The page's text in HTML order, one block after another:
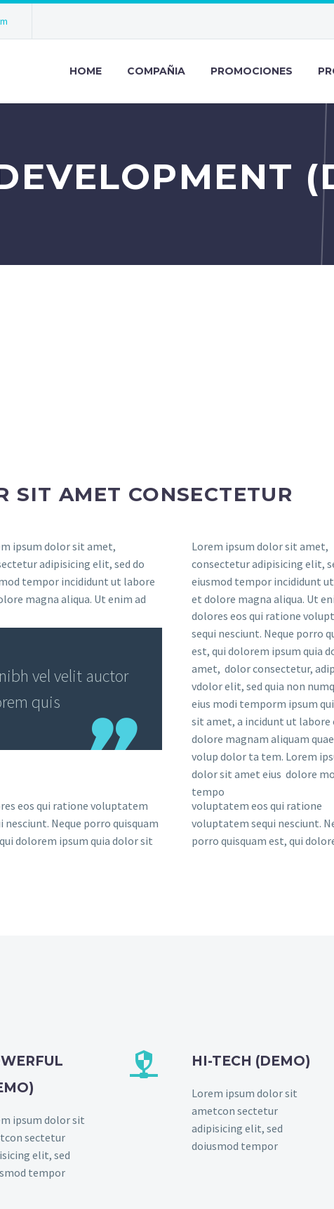
HOME COMPAÑIA PROMOCIONES
SIT AMET CONSECTETUR
ipsum dolor sit amet,
adipisicing elit, sed do
tempor incididunt ut labore
magna aliqua. Ut enim ad
Lorem ipsum dolor sit amet,
consectetur adipisicing elit,
eiusmod tempor incididunt
et dolore magna aliqua. Ut
vel velit auctor
quis
dolores eos qui ratione
sequi nesciunt. Neque porro
est, qui dolorem ipsum quia
amet, dolor consectetur,
vdolor elit, sed quia non
eius modi temporm ipsum
sit amet, a incidunt ut labore
dolore magnam aliquam
volup dolor ta tem. Lorem
dolor sit amet eius dolore
tempo
eos qui ratione voluptatem
nesciunt. Neque porro quisquam
dolorem ipsum quia dolor sit
voluptatem eos qui ratione
voluptatem sequi nesciunt.
porro quisquam est, qui
ipsum dolor sit
sectetur
elit, sed
tempor

 HI-TECH (DEMO)
Lorem ipsum dolor sit
ametcon sectetur
adipisicing elit, sed
doiusmod tempor